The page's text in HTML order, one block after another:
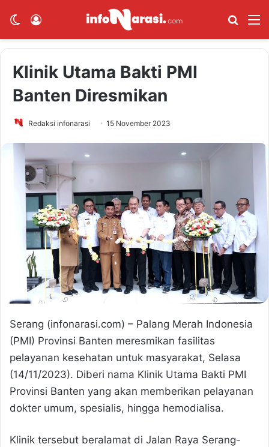
Switch skin Cari
Klinik Utama Bakti PMI
Banten Diresmikan
Redaksi infonarasi 15 November 2023
Serang (infonarasi.com) – Palang Merah Indonesia
(PMI) Provinsi Banten meresmikan fasilitas
pelayanan kesehatan untuk masyarakat, Selasa
(14/11/2023). Diberi nama Klinik Utama Bakti PMI
Provinsi Banten yang akan memberikan pelayanan
dokter umum, spesialis, hingga hemodialisa.
Klinik tersebut beralamat di Jalan Raya Serang-